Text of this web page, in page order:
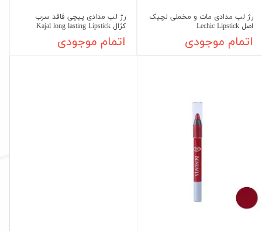
رژ لب مدادی مات و مخملی لچیک
اصل Lechic Lipstick
اتمام موجودی
رژ لب مدادی پیچی فاقد سرب
کژال Kajal long lasting Lipstick
اتمام موجودی